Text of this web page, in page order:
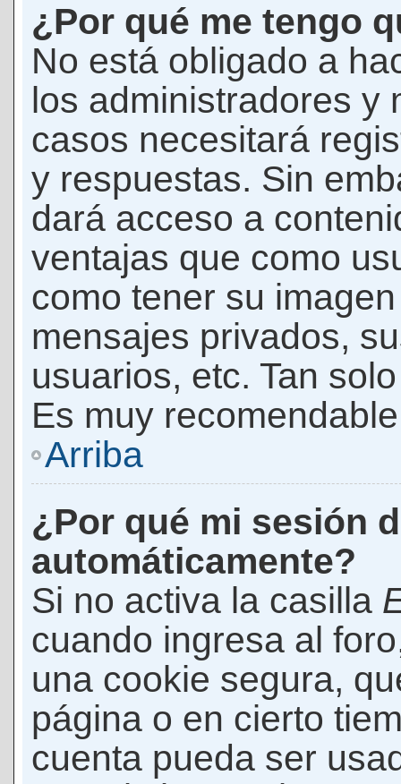
¿Por qué me tengo
No está obligado a
los administradores y
casos necesitará
y respuestas. Sin
dará acceso a
ventajas que como
como tener su
mensajes privados,
usuarios, etc. Tan
Es muy
Arriba
¿Por qué mi sesión
automáticamente?
Si no activa la casilla
cuando ingresa al
una cookie segura,
página o en cierto
cuenta pueda ser